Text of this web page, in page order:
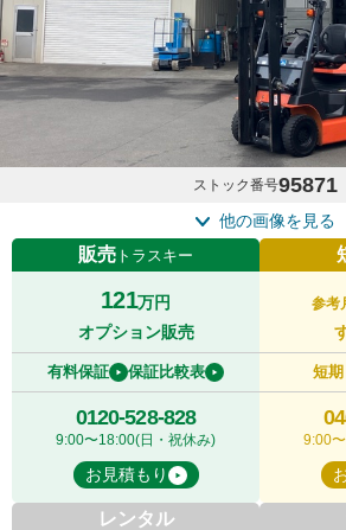
ストック番号95871
他の画像を見る
販売 トラスキー
121万円
オプション販売
有料保証 保証比較表
0120-528-828
9:00〜18:00(日・祝休み)
お見積もり
参考
短期
9:00
レンタル